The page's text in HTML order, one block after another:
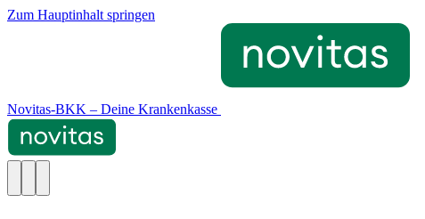
Zum Hauptinhalt springen
Novitas-BKK – Deine Krankenkasse